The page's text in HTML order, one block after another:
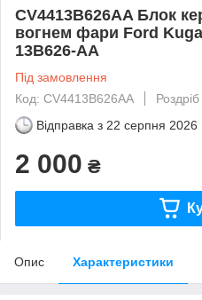
CV4413B626AA Блок
вогнем фари Ford
13B626-AA
Під замовлення
Код: CV4413B626AA
Роздріб
Відправка з 22 серпня 2026
2 000 ₴
Опис Характеристики